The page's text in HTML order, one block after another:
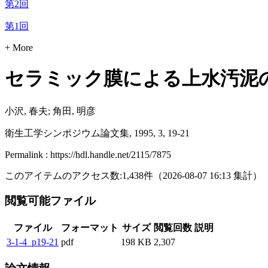
第2回
第1回
+ More
セラミック膜による上水汚泥
小沢, 春夫; 角田, 明彦
衛生工学シンポジウム論文集, 1995, 3, 19-21
Permalink : https://hdl.handle.net/2115/7875
このアイテムのアクセス数:1,438件 （2026-08-07 16:13 集計）
閲覧可能ファイル
ファイル フォーマット サイズ 閲覧回数 説明
3-1-4_p19-21 pdf 198 KB 2,307